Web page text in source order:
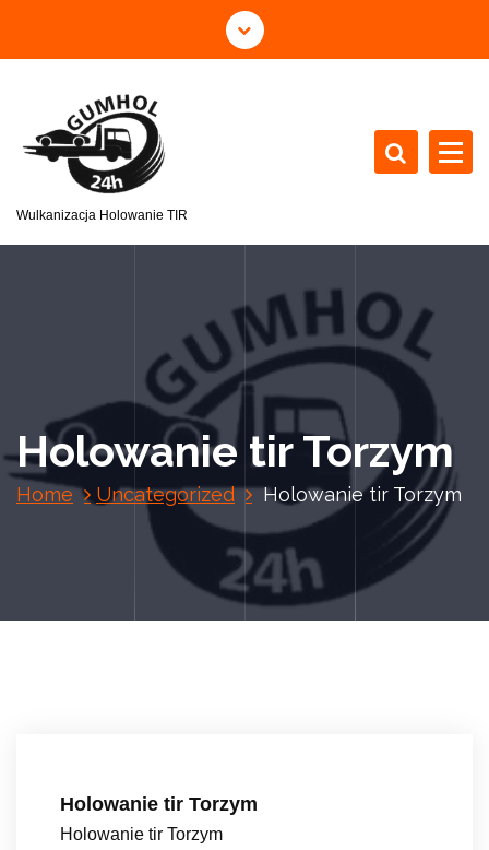
Wulkanizacja Holowanie TIR
Holowanie tir Torzym
Home Uncategorized Holowanie tir Torzym
Holowanie tir Torzym
Holowanie tir Torzym